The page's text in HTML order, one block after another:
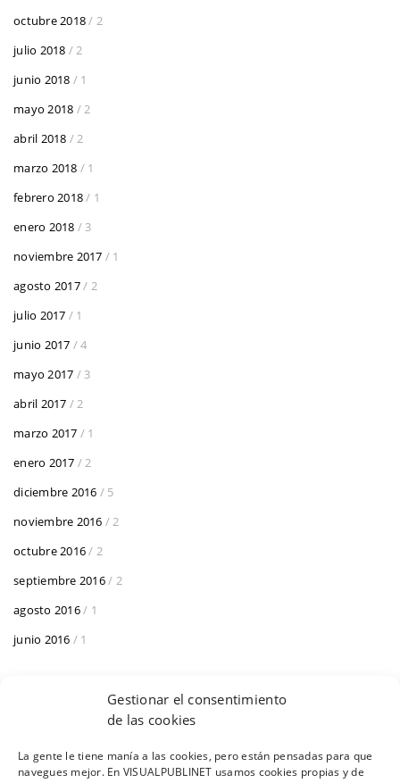
Gestionar el consentimiento
de las cookies
La gente le tiene manía a las cookies, pero están pensadas para que
navegues mejor. En VISUALPUBLINET usamos cookies propias y de
octubre 2018/ 2
julio 2018 / 2
junio 2018 / 1
mayo 2018 / 2
abril 2018 / 2
marzo 2018 / 1
febrero 2018/ 1
enero 2018 / 3
noviembre 2017 / 1
agosto 2017/ 2
julio 2017 / 1
junio 2017 / 4
mayo 2017 / 3
abril 2017 / 2
marzo 2017 / 1
enero 2017 / 2
diciembre 2016 / 5
noviembre 2016 / 2
octubre 2016/ 2
septiembre 2016/ 2
agosto 2016/ 1
junio 2016 / 1